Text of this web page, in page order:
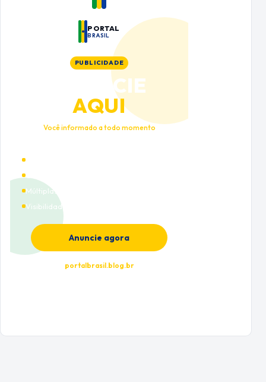
PORTAL
BRASIL
PUBLICIDADE
ANUNCIE
AQUI
Você informado a todo momento
Cobertura nacional
Múltiplas categorias
Visibilidade premium
Anuncie agora
portalbrasil.blog.br